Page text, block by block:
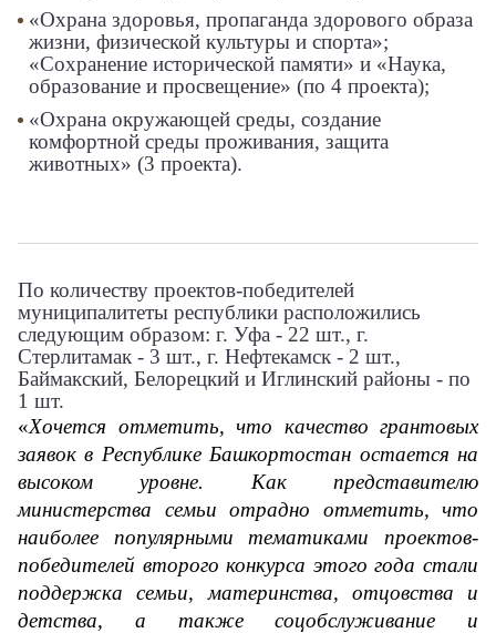
«Охрана здоровья, пропаганда здорового образа
жизни, физической культуры и спорта»;
«Сохранение исторической памяти» и «Наука,
образование и просвещение» (по 4 проекта);
«Охрана окружающей среды, создание
комфортной среды проживания, защита
животных» (3 проекта).
По количеству проектов-победителей
муниципалитеты республики расположились
следующим образом: г. Уфа - 22 шт., г.
Стерлитамак - 3 шт., г. Нефтекамск - 2 шт.,
Баймакский, Белорецкий и Иглинский районы - по
1 шт.
«Хочется отметить, что качество грантовых
заявок в Республике Башкортостан остается на
высоком уровне. Как представителю
министерства семьи отрадно отметить, что
наиболее популярными тематиками проектов-
победителей второго конкурса этого года стали
поддержка семьи, материнства, отцовства и
детства, а также соцобслуживание и